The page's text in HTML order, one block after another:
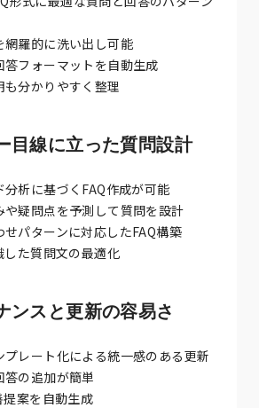
網羅的に洗い出し可能
答フォーマットを自動生成
分かりやすく整理
目線に立った質問設計
析に基づくFAQ作成が可能
や疑問点を予測して質問を設計
パターンに対応したFAQ構築
した質問文の最適化
ンスと更新の容易さ
プレート化による統一感のある更新
の追加が簡単
提案を自動生成